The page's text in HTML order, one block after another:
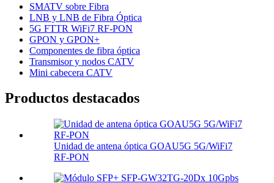
SMATV sobre Fibra
LNB y LNB de Fibra Óptica
5G FTTR WiFi7 RF-PON
GPON y GPON+
Componentes de fibra óptica
Transmisor y nodos CATV
Mini cabecera CATV
Productos destacados
Unidad de antena óptica GOAU5G 5G/WiFi7
RF-PON